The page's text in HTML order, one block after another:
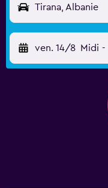
Tirana, Albanie
ven. 14/8 Midi -